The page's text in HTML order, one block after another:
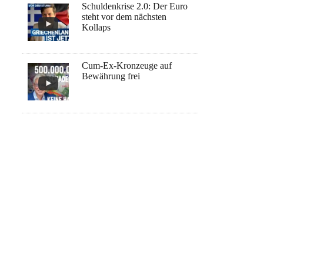
Schuldenkrise 2.0: Der Euro
steht vor dem nächsten
Kollaps
Cum-Ex-Kronzeuge auf
Bewährung frei